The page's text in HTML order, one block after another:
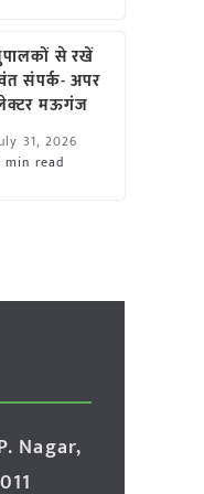
से रखें
संपर्क- अपर
मऊगंज
31, 2026
min read
Nagar,